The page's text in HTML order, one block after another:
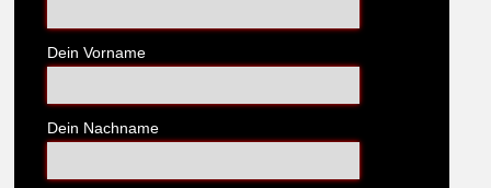
Dein Vorname
Dein Nachname